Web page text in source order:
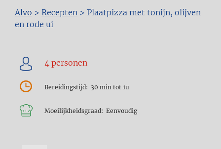
Kruimelpad
Alvo > Recepten > Plaatpizza met tonijn, olijven
en rode ui
Bereidingstijd 30 min tot 1u
Moeilijkheidsgraad Eenvoudig